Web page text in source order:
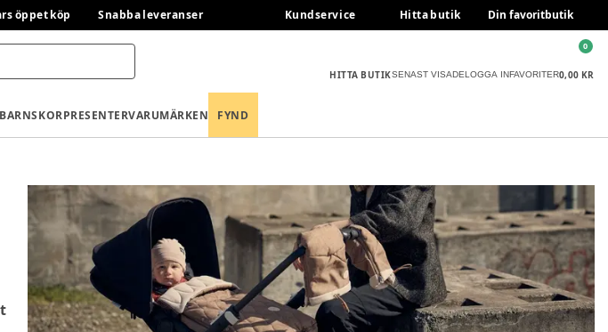
öppet köp Snabba leveranser Kundservice Hitta butik Din favoritbutik
HITTA BUTIKSENAST VISADELOGGA INFAVORITER0,00 KR
0
BARNSKORPRESENTERVARUMÄRKEN FYND